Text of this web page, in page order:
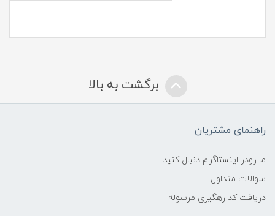
برگشت به بالا
راهنمای مشتریان
ما رودر اینستاگرام دنبال کنید
سوالات متداول
دریافت کد رهگیری مرسوله